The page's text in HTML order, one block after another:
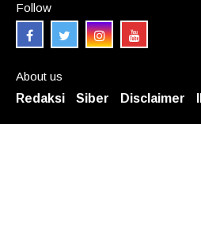
Follow
About us
Redaksi
Siber Disclaimer